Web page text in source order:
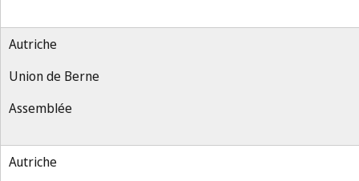
Autriche
Union de Berne
Assemblée
Autriche